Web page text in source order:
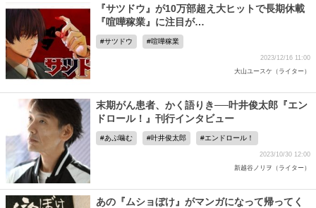
『サツドウ』が10万部超え大ヒットで長期休載
『喧嘩稼業』に注目が…
サツドウ 喧嘩稼業
2023/12/16 11:00
大山ユースケ（ライター）
末期がん患者、かく語りき──叶井俊太郎『エン
ドロール！』刊行インタビュー
あぷ噛む 叶井俊太郎 エンドロール！
2023/10/30 12:00
新越谷ノリヲ（ライター）
あの『ムショぼけ』がマンガになって帰ってく